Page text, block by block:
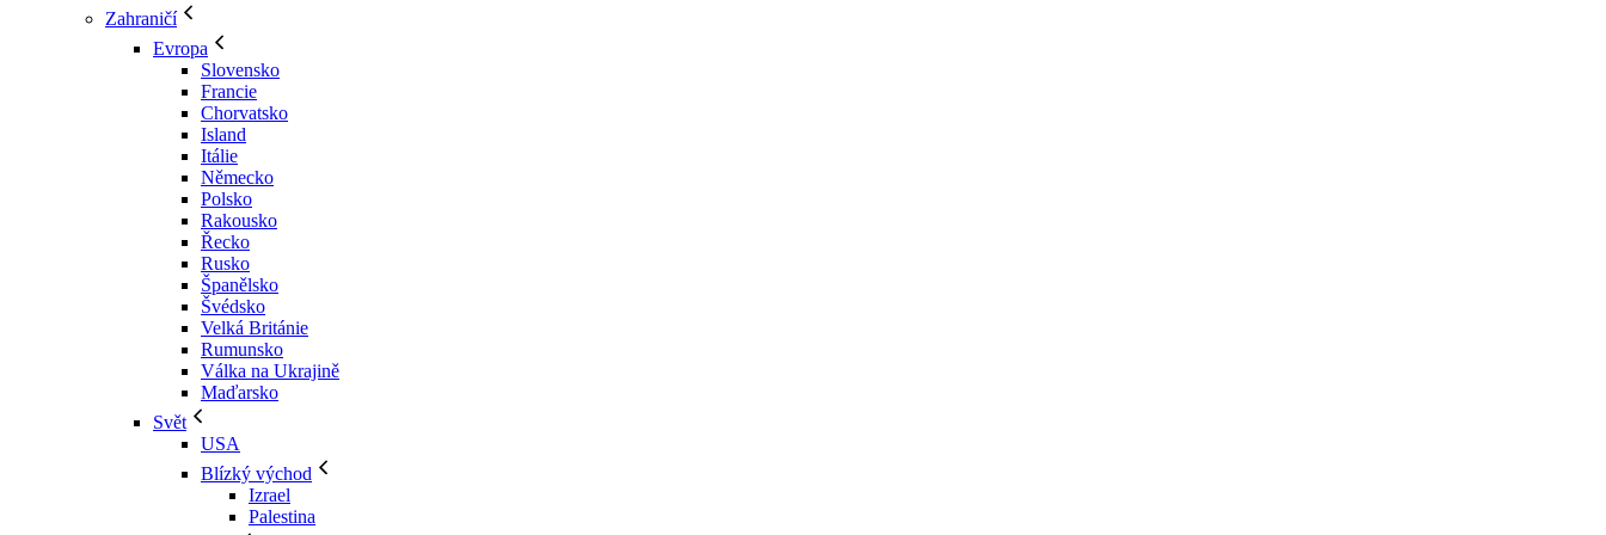
Zahraničí
Evropa
Slovensko
Francie
Chorvatsko
Island
Itálie
Německo
Polsko
Rakousko
Řecko
Rusko
Španělsko
Švédsko
Velká Británie
Rumunsko
Válka na Ukrajině
Maďarsko
Svět
USA
Blízký východ
Izrael
Palestina